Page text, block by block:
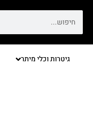
גיטרות וכלי מיתר